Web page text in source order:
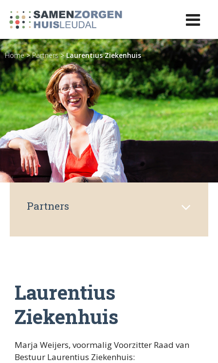
Home>Partners>Laurentius Ziekenhuis
Partners
SJG Weert
Laurentius
Ziekenhuis
Marja Weijers, voormalig Voorzitter Raad van
Bestuur Laurentius Ziekenhuis: